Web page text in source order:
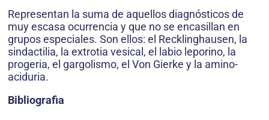
Representan la suma de aquellos diagnósticos de
muy escasa ocurrencia y que no se encasillan en
grupos especiales. Son ellos: el Recklinghausen, la
sindactilia, la extrotia vesical, el labio leporino, la
progeria, el gargolismo, el Von Gierke y la amino-
aciduria.
Bibliografia